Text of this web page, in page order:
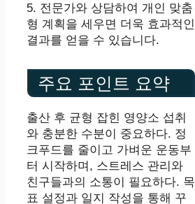
5. 전문가와 상담하여 개인 맞춤
형 계획을 세우면 더욱 효과적인
결과를 얻을 수 있습니다.
주요 포인트 요약
출산 후 균형 잡힌 영양소 섭취
와 충분한 수분이 중요하다. 정
크푸드를 줄이고 가벼운 운동부
터 시작하며, 스트레스 관리와
친구들과의 소통이 필요하다. 목
표 설정과 일지 작성을 통해 꾸